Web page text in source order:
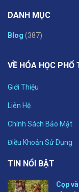
DANH MỤC
Blog (387)
VỀ HÓA HỌC PHỔ
Giới Thiệu
Liên Hệ
Chính Sách Bảo Mật
Điều Khoản Sử Dụng
TIN NỔI BẬT
Cọp